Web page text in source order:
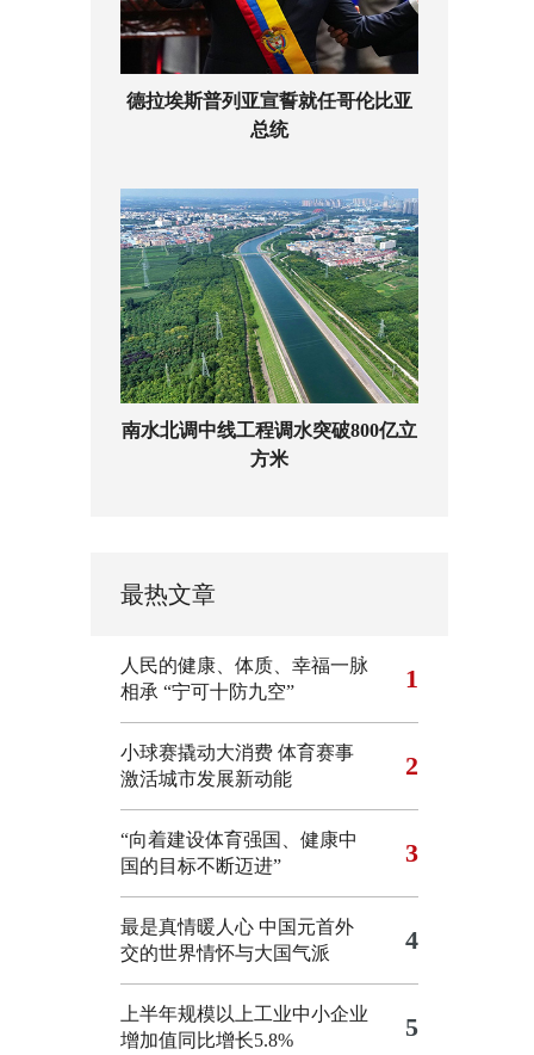
德拉埃斯普列亚宣誓就任哥伦比亚
总统
南水北调中线工程调水突破800亿立
方米
最热文章
人民的健康、体质、幸福一脉
相承 “宁可十防九空” 1
小球赛撬动大消费 体育赛事
激活城市发展新动能
2
“向着建设体育强国、健康中
国的目标不断迈进”
3
最是真情暖人心 中国元首外
交的世界情怀与大国气派
4
上半年规模以上工业中小企业
增加值同比增长5.8%
5